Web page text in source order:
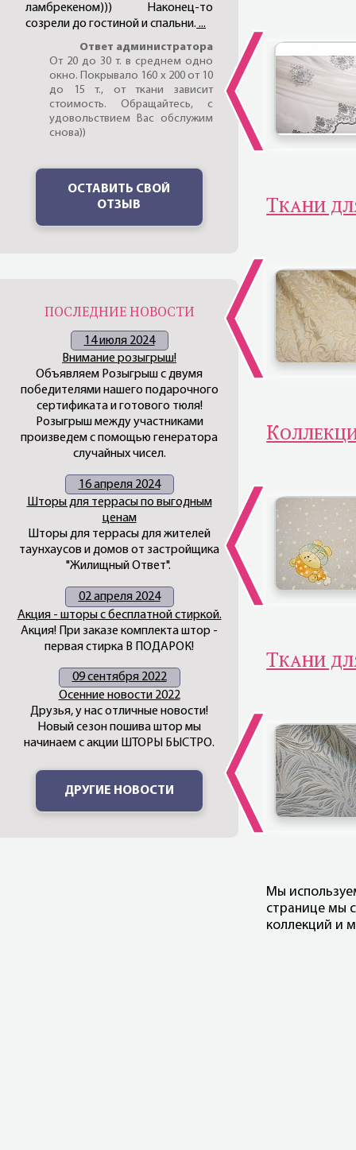
Ткани
Ткани
Мы
странице мы
коллекций и
ламбрекеном))) Наконец-то
созрели до гостиной и спальни. ...
Ответ администратора
От 20 до 30 т. в среднем одно
окно. Покрывало 160 х 200 от 10
до 15 т., от ткани зависит
стоимость. Обращайтесь, с
удовольствием Вас обслужим
снова))
ОСТАВИТЬ СВОЙ
ОТЗЫВ
ПОСЛЕДНИЕ НОВОСТИ
14 июля 2024
Внимание розыгрыш!
Объявляем Розыгрыш с двумя
победителями нашего подарочного
сертификата и готового тюля!
Розыгрыш между участниками
произведем с помощью генератора
случайных чисел.
16 апреля 2024
Шторы для террасы по выгодным
ценам
Шторы для террасы для жителей
таунхаусов и домов от застройщика
"Жилищный Ответ".
02 апреля 2024
Акция - шторы с бесплатной стиркой.
Акция! При заказе комплекта штор -
первая стирка В ПОДАРОК!
09 сентября 2022
Осенние новости 2022
Друзья, у нас отличные новости!
Новый сезон пошива штор мы
начинаем с акции ШТОРЫ БЫСТРО.
ДРУГИЕ НОВОСТИ